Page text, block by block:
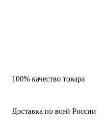
100% качество товара
Доставка по всей России